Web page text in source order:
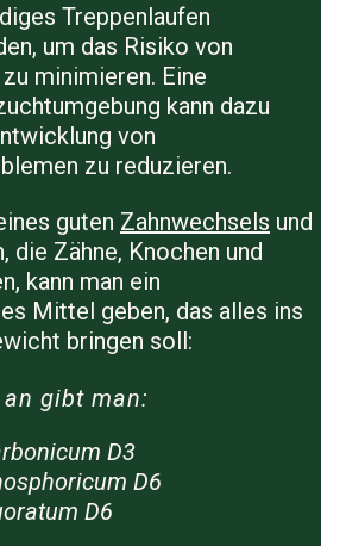
Treppenlaufen
um das Risiko von
minimieren. Eine
kann dazu
von
zu reduzieren.
guten Zahnwechsels und
die Zähne, Knochen und
kann man ein
Mittel geben, das alles ins
bringen soll:
gibt man:
D3
D6
D6